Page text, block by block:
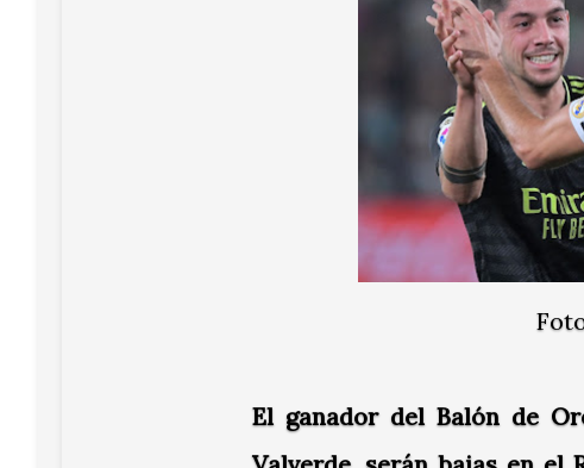
El ganador del Balón de